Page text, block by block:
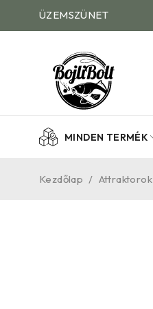
ÜZEMSZÜNET
MINDEN TERMÉK
Kezdőlap / Attraktorok